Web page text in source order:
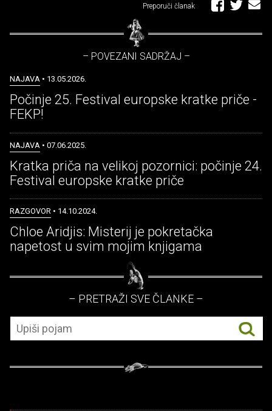
Preporuči članak
– POVEZANI SADRŽAJ –
NAJAVA • 13.05.2026.
Počinje 25. Festival europske kratke priče -
FEKP!
NAJAVA • 07.06.2025.
Kratka priča na velikoj pozornici: počinje 24.
Festival europske kratke priče
RAZGOVOR • 14.10.2024.
Chloe Aridjis: Misterij je pokretačka
napetost u svim mojim knjigama
– PRETRAŽI SVE ČLANKE –